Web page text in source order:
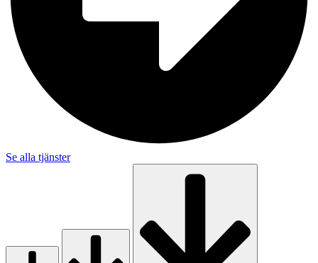
Se alla tjänster